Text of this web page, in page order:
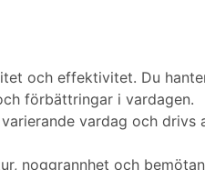
och effektivitet. Du
förbättringar i vardagen.
vardag och
noggrannhet och